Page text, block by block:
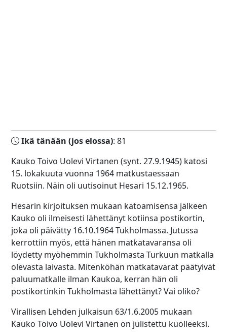
Ikä tänään (jos elossa): 81
Kauko Toivo Uolevi Virtanen (synt. 27.9.1945) katosi
15. lokakuuta vuonna 1964 matkustaessaan
Ruotsiin. Näin oli uutisoinut Hesari 15.12.1965.
Hesarin kirjoituksen mukaan katoamisensa jälkeen
Kauko oli ilmeisesti lähettänyt kotiinsa postikortin,
joka oli päivätty 16.10.1964 Tukholmassa. Jutussa
kerrottiin myös, että hänen matkatavaransa oli
löydetty myöhemmin Tukholmasta Turkuun matkalla
olevasta laivasta. Mitenköhän matkatavarat päätyivät
paluumatkalle ilman Kaukoa, kerran hän oli
postikortinkin Tukholmasta lähettänyt? Vai oliko?
Virallisen Lehden julkaisun 63/1.6.2005 mukaan
Kauko Toivo Uolevi Virtanen on julistettu kuolleeksi.